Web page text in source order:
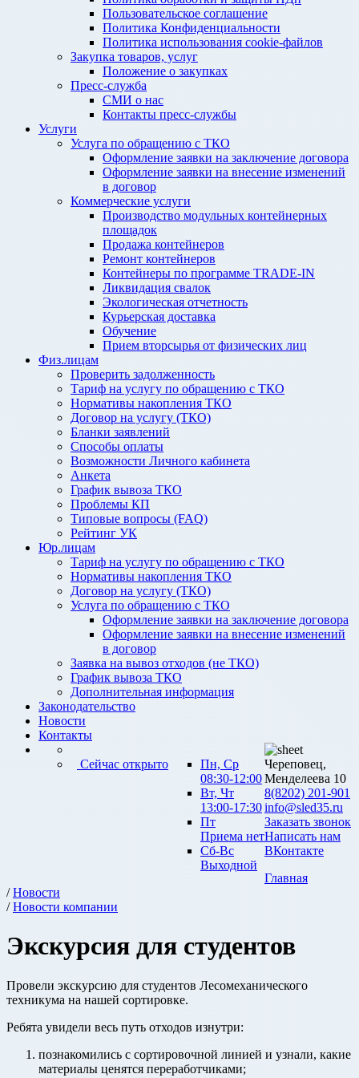
Пользовательское соглашение
Политика Конфиденциальности
Политика использования cookie-файлов
Закупка товаров, услуг
Положение о закупках
Пресс-служба
СМИ о нас
Контакты пресс-службы
Услуги
Услуга по обращению с ТКО
Оформление заявки на заключение договора
Оформление заявки на внесение изменений
в договор
Коммерческие услуги
Производство модульных контейнерных
площадок
Продажа контейнеров
Ремонт контейнеров
Контейнеры по программе TRADE-IN
Ликвидация свалок
Экологическая отчетность
Курьерская доставка
Обучение
Прием вторсырья от физических лиц
Физ.лицам
Проверить задолженность
Тариф на услугу по обращению с ТКО
Нормативы накопления ТКО
Договор на услугу (ТКО)
Бланки заявлений
Способы оплаты
Возможности Личного кабинета
Анкета
График вывоза ТКО
Проблемы КП
Типовые вопросы (FAQ)
Рейтинг УК
Юр.лицам
Тариф на услугу по обращению с ТКО
Нормативы накопления ТКО
Договор на услугу (ТКО)
Услуга по обращению с ТКО
Оформление заявки на заключение договора
Оформление заявки на внесение изменений
в договор
Заявка на вывоз отходов (не ТКО)
График вывоза ТКО
Дополнительная информация
Законодательство
Новости
Контакты
Сейчас открыто
Пн, Ср
08:30-12:00
Вт, Чт
13:00-17:30
Пт
Приема нет
Сб-Вс
Выходной
Череповец,
Менделеева 10
8(8202) 201-901
info@sled35.ru
Заказать звонок
Написать нам
ВКонтакте
Главная
/Новости
/Новости компании
Экскурсия для студентов
Провели экскурсию для студентов Лесомеханического
техникума на нашей сортировке.
Ребята увидели весь путь отходов изнутри:
познакомились с сортировочной линией и узнали, какие
материалы ценятся переработчиками;